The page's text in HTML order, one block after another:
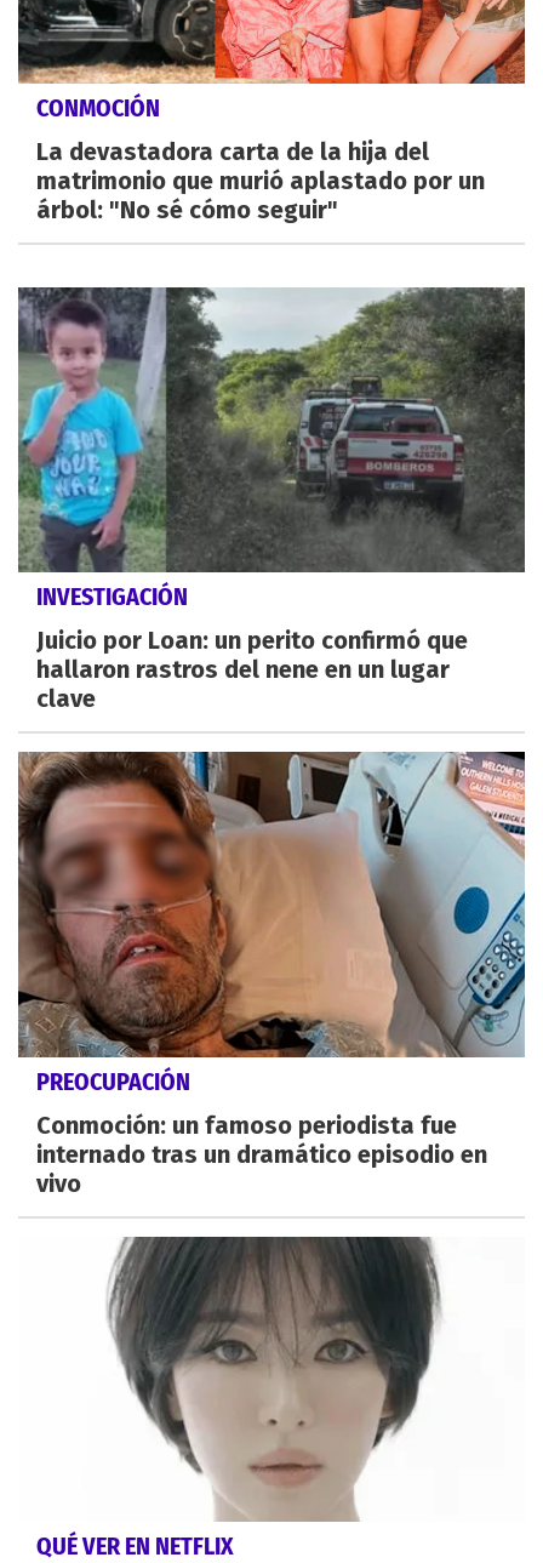
CONMOCIÓN
La devastadora carta de la hija del
matrimonio que murió aplastado por un
árbol: "No sé cómo seguir"
INVESTIGACIÓN
Juicio por Loan: un perito confirmó que
hallaron rastros del nene en un lugar
clave
PREOCUPACIÓN
Conmoción: un famoso periodista fue
internado tras un dramático episodio en
vivo
QUÉ VER EN NETFLIX